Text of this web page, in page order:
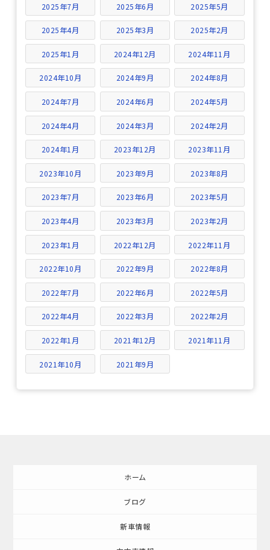
2025年7月 2025年6月 2025年5月
2025年4月 2025年3月 2025年2月
2025年1月 2024年12月 2024年11月
2024年10月 2024年9月 2024年8月
2024年7月 2024年6月 2024年5月
2024年4月 2024年3月 2024年2月
2024年1月 2023年12月 2023年11月
2023年10月 2023年9月 2023年8月
2023年7月 2023年6月 2023年5月
2023年4月 2023年3月 2023年2月
2023年1月 2022年12月 2022年11月
2022年10月 2022年9月 2022年8月
2022年7月 2022年6月 2022年5月
2022年4月 2022年3月 2022年2月
2022年1月 2021年12月 2021年11月
2021年10月 2021年9月
ホーム
ブログ
新車情報